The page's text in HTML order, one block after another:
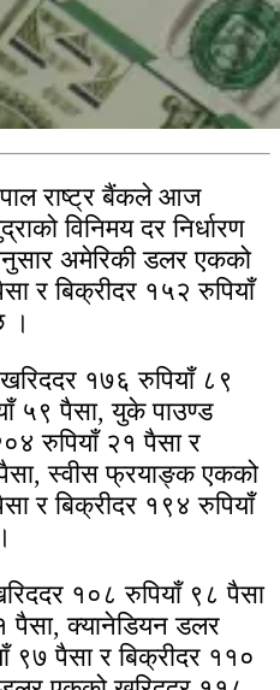
राष्ट्र बैंकले आज
विनिमय दर निर्धारण
अमेरिकी डलर एकको
र बिक्रीदर १५२ रुपियाँ
।
१७६ रुपियाँ ८९
५९ पैसा, युके पाउण्ड
रुपियाँ २१ पैसा र
स्वीस फ्रयाङ्क एकको
र बिक्रीदर १९४ रुपियाँ
१०८ रुपियाँ ९८ पैसा
पैसा, क्यानेडियन डलर
९७ पैसा र बिक्रीदर ११०